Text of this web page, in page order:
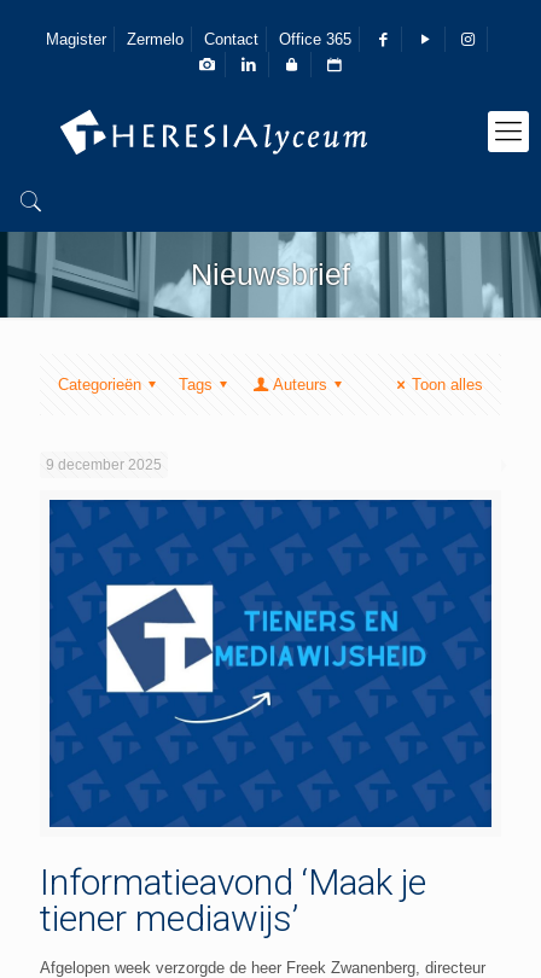
Magister Zermelo Contact Office 365
Nieuwsbrief
Categorieën Tags Auteurs Toon alles
9 december 2025
Informatieavond ‘Maak je
tiener mediawijs’
Afgelopen week verzorgde de heer Freek Zwanenberg, directeur